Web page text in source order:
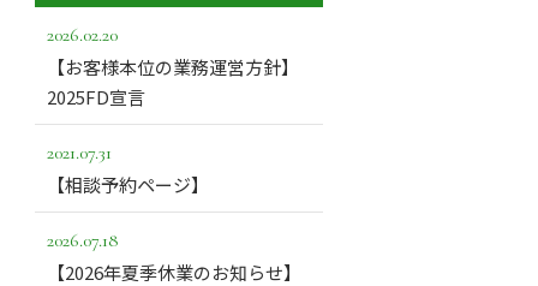
2026.02.20
【お客様本位の業務運営方針】
2025FD宣言
2021.07.31
【相談予約ページ】
2026.07.18
【2026年夏季休業のお知らせ】